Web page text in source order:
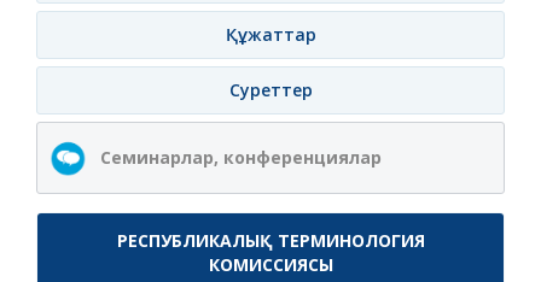
Құжаттар
Суреттер
Семинарлар, конференциялар
РЕСПУБЛИКАЛЫҚ ТЕРМИНОЛОГИЯ
КОМИССИЯСЫ